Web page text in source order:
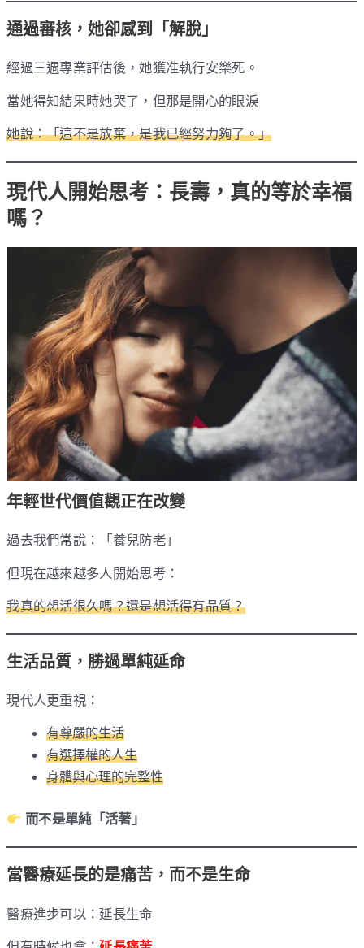
通過審核，她卻感到「解脫」
經過三週專業評估後，她獲准執行安樂死。
當她得知結果時她哭了，但那是開心的眼淚
她說：「這不是放棄，是我已經努力夠了。」
現代人開始思考：長壽，真的等於幸福
嗎？
年輕世代價值觀正在改變
過去我們常說：「養兒防老」
但現在越來越多人開始思考：
我真的想活很久嗎？還是想活得有品質？
生活品質，勝過單純延命
現代人更重視：
有尊嚴的生活
有選擇權的人生
身體與心理的完整性
而不是單純「活著」
當醫療延長的是痛苦，而不是生命
醫療進步可以：延長生命